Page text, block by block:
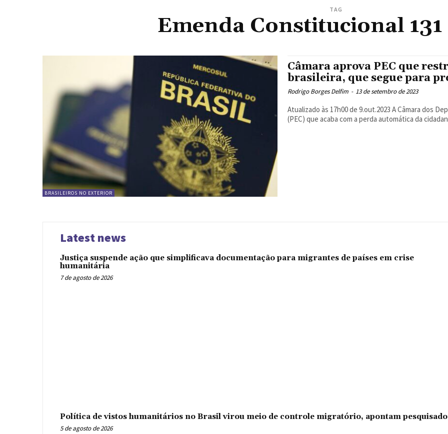
TAG
Emenda Constitucional
BRASILEIROS NO EXTERIOR
Câmara aprova PEC que
brasileira, que segue para
Rodrigo Borges Delfim - 13 de setembro de 2023
Atualizado às 17h00 de 9.out.2023 A Câmara dos Deputados aprovou a Proposta de Emenda à Constituição
(PEC) que acaba com a perda automática da
Latest news
Justiça suspende ação que simplificava documentação para migrantes de países em crise
humanitária
7 de agosto de 2026
Política de vistos humanitários no Brasil virou meio de controle migratório, apontam
5 de agosto de 2026